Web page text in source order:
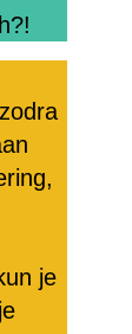
je